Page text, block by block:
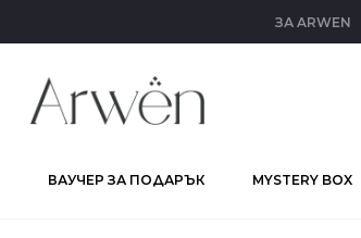
ЗА ARWEN
ВАУЧЕР ЗА ПОДАРЪК MYSTERY BOX